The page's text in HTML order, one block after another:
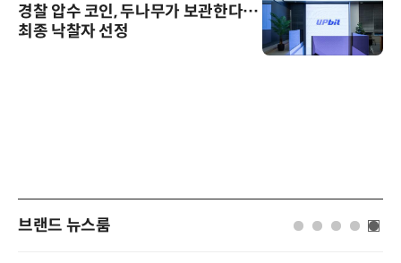
경찰 압수 코인, 두나무가 보관한다…
최종 낙찰자 선정
브랜드 뉴스룸